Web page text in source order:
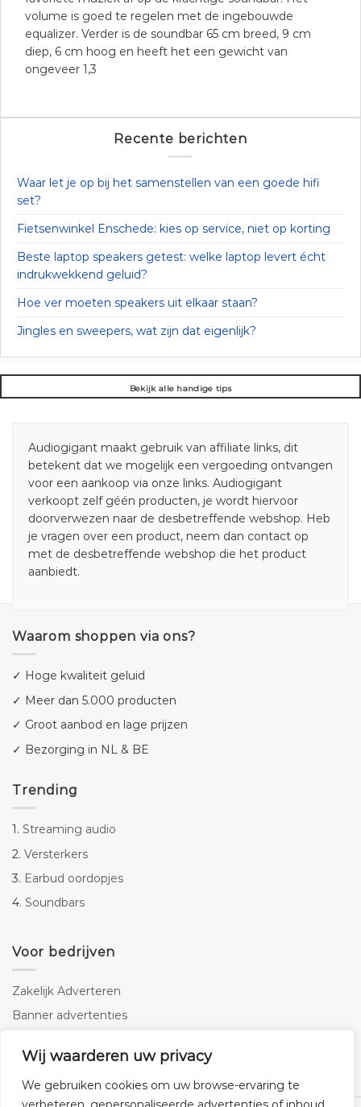
Wij waarderen uw privacy
We gebruiken cookies om uw browse-ervaring te
volume is goed te regelen met de ingebouwde
equalizer. Verder is de soundbar 65 cm breed, 9 cm
diep, 6 cm hoog en heeft het een gewicht van
ongeveer 1,3
Recente berichten
Waar let je op bij het samenstellen van een goede hifi
set?
Fietsenwinkel Enschede: kies op service, niet op korting
Beste laptop speakers getest: welke laptop levert écht
indrukwekkend geluid?
Hoe ver moeten speakers uit elkaar staan?
Jingles en sweepers, wat zijn dat eigenlijk?
Bekijk alle handige tips
Audiogigant maakt gebruik van affiliate links, dit
betekent dat we mogelijk een vergoeding ontvangen
voor een aankoop via onze links. Audiogigant
verkoopt zelf géén producten, je wordt hiervoor
doorverwezen naar de desbetreffende webshop. Heb
je vragen over een product, neem dan contact op
met de desbetreffende webshop die het product
aanbiedt.
Waarom shoppen via ons?
✓ Hoge kwaliteit geluid
✓ Meer dan 5.000 producten
✓ Groot aanbod en lage prijzen
✓ Bezorging in NL & BE
Trending
1. Streaming audio
2. Versterkers
3. Earbud oordopjes
4. Soundbars
Voor bedrijven
Zakelijk Adverteren
Banner advertenties
SEO copywriting